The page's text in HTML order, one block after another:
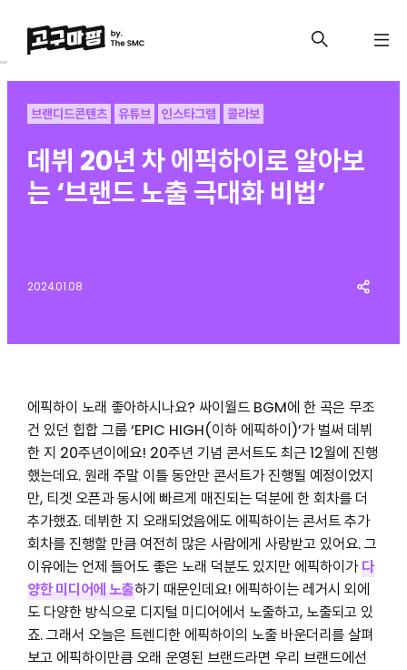
브랜디드콘텐츠 유튜브 인스타그램 콜라보
데뷔 20년 차 에픽하이로 알아보
는 ‘브랜드 노출 극대화 비법’
2024.01.08
에픽하이 노래 좋아하시나요? 싸이월드 BGM에 한 곡은 무조
건 있던 힙합 그룹 ‘EPIC HIGH(이하 에픽하이)’가 벌써 데뷔
한 지 20주년이에요! 20주년 기념 콘서트도 최근 12월에 진행
했는데요. 원래 주말 이틀 동안만 콘서트가 진행될 예정이었지
만, 티겟 오픈과 동시에 빠르게 매진되는 덕분에 한 회차를 더
추가했죠. 데뷔한 지 오래되었음에도 에픽하이는 콘서트 추가
회차를 진행할 만큼 여전히 많은 사람에게 사랑받고 있어요. 그
이유에는 언제 들어도 좋은 노래 덕분도 있지만 에픽하이가다
양한 미디어에 노출하기 때문인데요! 에픽하이는 레거시 외에
도 다양한 방식으로 디지털 미디어에서 노출하고, 노출되고 있
죠. 그래서 오늘은 트렌디한 에픽하이의 노출 바운더리를 살펴
보고 에픽하이만큼 오래 운영된 브랜드라면 우리 브랜드에선